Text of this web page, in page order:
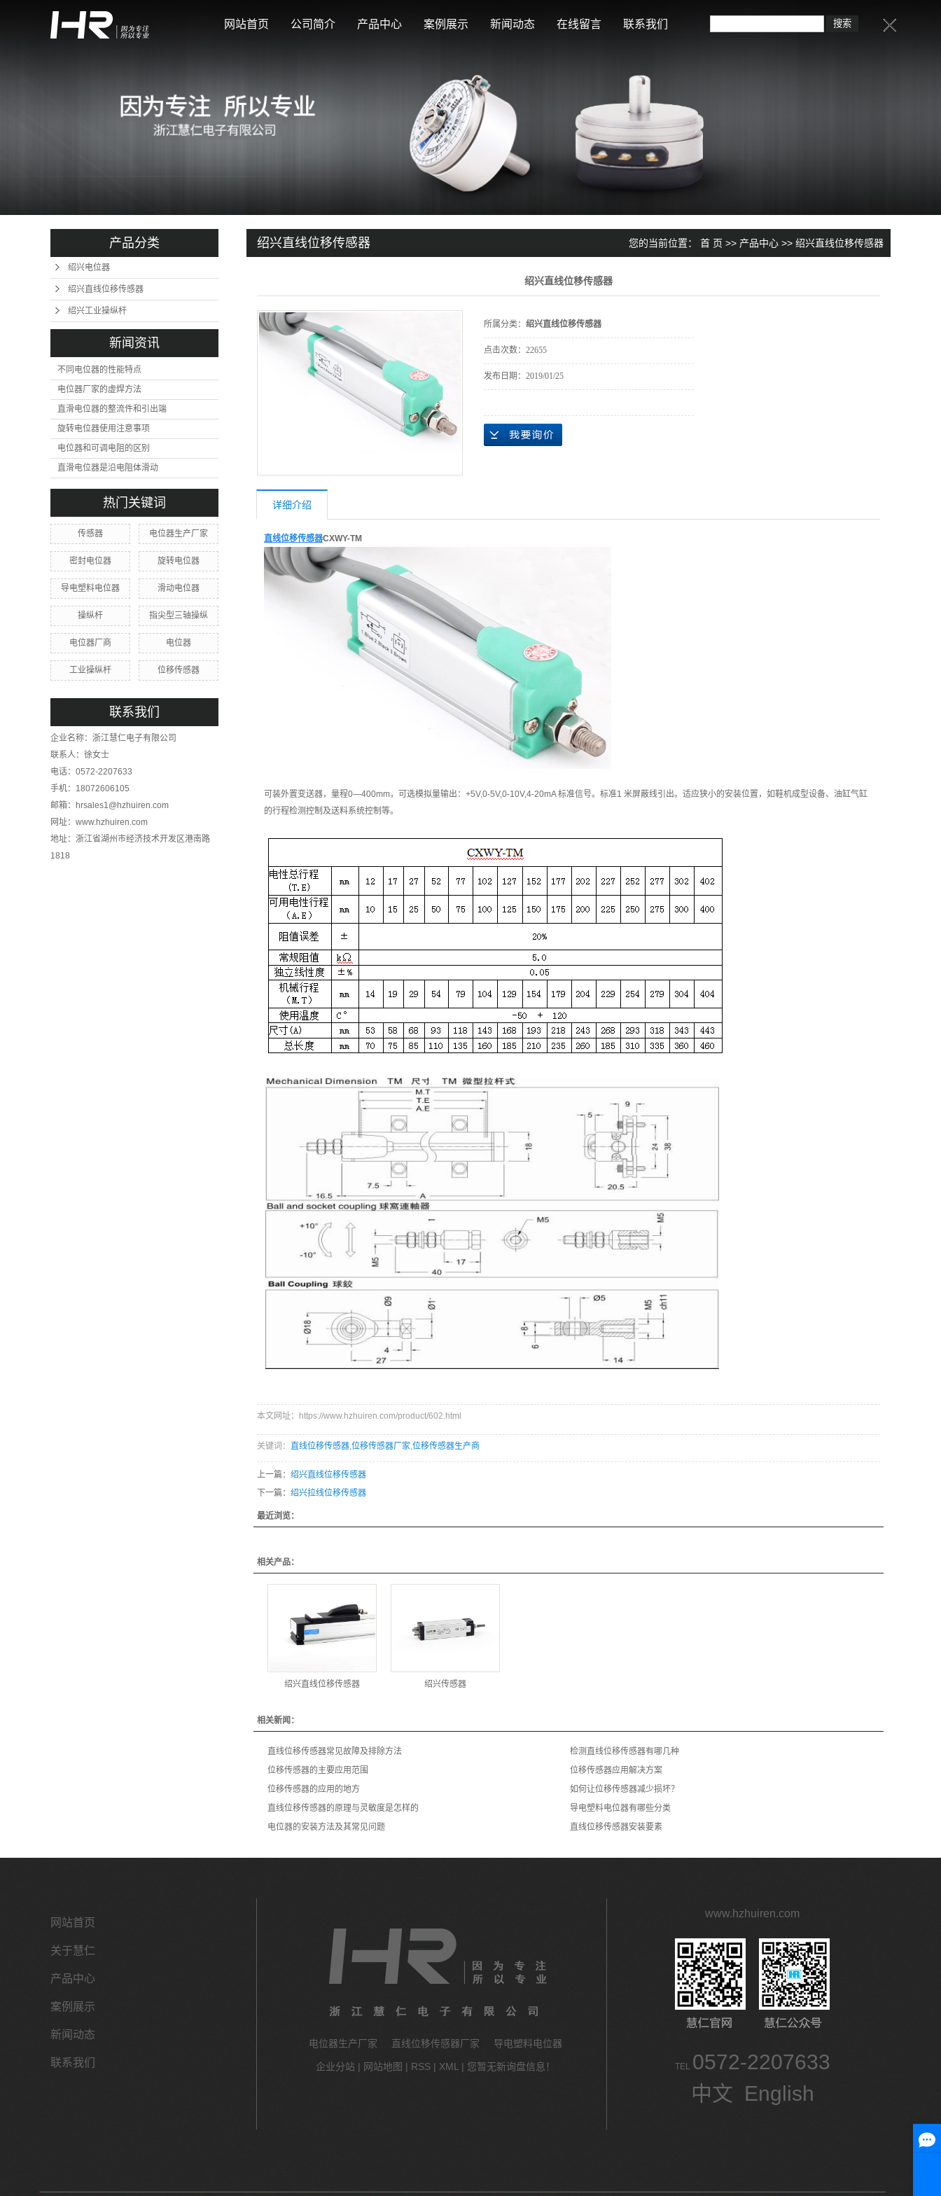
网站首页 公司简介 产品中心 案例展示
位移传感器运用
工业操纵杆运用
新闻动态
技术知识
在线留言 联系我们
产品分类
绍兴电位器
绍兴直线位移传感器
绍兴工业操纵杆
新闻资讯
不同电位器的性能特点
电位器厂家的虚焊方法
直滑电位器的整流件和引出端
旋转电位器使用注意事项
电位器和可调电阻的区别
直滑电位器是沿电阻体滑动
热门关键词
传感器 电位器生产厂家
密封电位器 旋转电位器
导电塑料电位器 滑动电位器
操纵杆 指尖型三轴操纵
电位器厂商 电位器
工业操纵杆 位移传感器
联系我们
企业名称：浙江慧仁电子有限公司
联系人：徐女士
电话：0572-2207633
手机：18072606105
邮箱：hrsales1@hzhuiren.com
网址：www.hzhuiren.com
地址：浙江省湖州市经济技术开发区港南路
1818
绍兴直线位移传感器 您的当前位置： 首 页 >> 产品中心 >> 绍兴直线位移传感器
绍兴直线位移传感器
所属分类： 绍兴直线位移传感器
点击次数： 22655
发布日期： 2019/01/25
详细介绍
直线位移传感器CXWY-TM
可装外置变送器，量程0—400mm，可选模拟量输出：+5V,0-5V,0-10V,4-20mA 标准信号。标准1 米屏蔽线引出。适应狭小的安装位置，如鞋机成型设备、油缸气缸
的行程检测控制及送料系统控制等。
本文网址：https://www.hzhuiren.com/product/602.html
关键词： 直线位移传感器,位移传感器厂家,位移传感器生产商
上一篇： 绍兴直线位移传感器
下一篇： 绍兴拉线位移传感器
最近浏览：
相关产品：
绍兴直线位移传感器 绍兴传感器
相关新闻：
直线位移传感器常见故障及排除方法
检测直线位移传感器有哪几种
位移传感器的主要应用范围
位移传感器应用解决方案
位移传感器的应用的地方
如何让位移传感器减少损坏？
直线位移传感器的原理与灵敏度是怎样的
导电塑料电位器有哪些分类
电位器的安装方法及其常见问题
直线位移传感器安装要素
网站首页
关于慧仁
产品中心
案例展示
新闻动态
联系我们
电位器生产厂家 直线位移传感器厂家 导电塑料电位器
企业分站 | 网站地图 | RSS | XML| 您暂无新询盘信息！
www.hzhuiren.com
TEL 0572-2207633
中文 English